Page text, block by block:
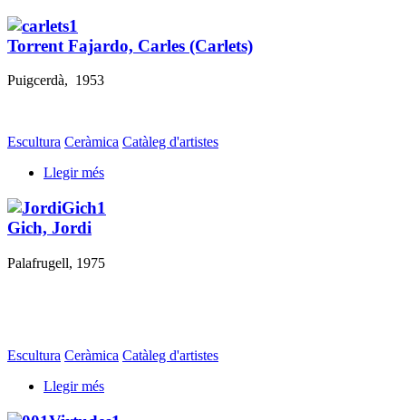
Torrent Fajardo, Carles (Carlets)
Puigcerdà, 1953
Escultura Ceràmica Catàleg d'artistes
Llegir més
Gich, Jordi
Palafrugell, 1975
Escultura Ceràmica Catàleg d'artistes
Llegir més